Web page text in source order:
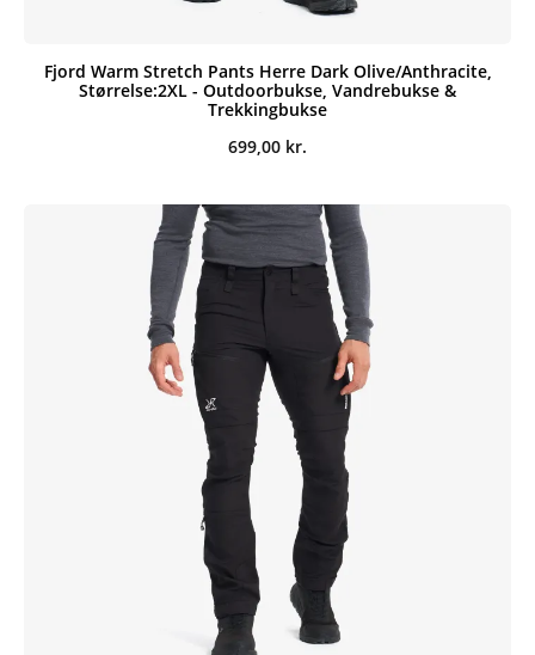
Fjord Warm Stretch Pants Herre Dark Olive/Anthracite,
Størrelse:2XL - Outdoorbukse, Vandrebukse &
Trekkingbukse
699,00 kr.